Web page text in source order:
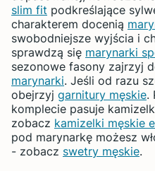
slim fit podkreślające
charakterem docenią
swobodniejsze wyjścia i
sprawdzą się marynarki
sezonowe fasony zajrzyj
marynarki. Jeśli od razu
obejrzyj garnitury męskie.
komplecie pasuje
zobacz kamizelki męskie
pod marynarkę możesz
- zobacz swetry męskie.